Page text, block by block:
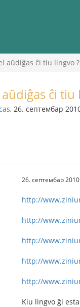
aŭdiĝas ĉi tiu lingvo
ĉi tiu
, 26. септембар
26. септембар
http://
http://
http://
http://
http://
Kiu lingvo ĝi